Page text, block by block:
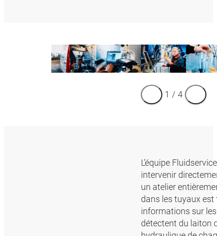
1 / 4
L’équipe
intervenir
un atelier
dans les tuyaux est
informations sur
détectent du laiton